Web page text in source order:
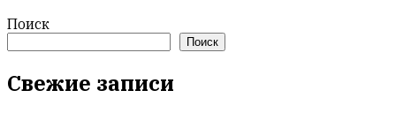
Поиск
Поиск
Свежие записи